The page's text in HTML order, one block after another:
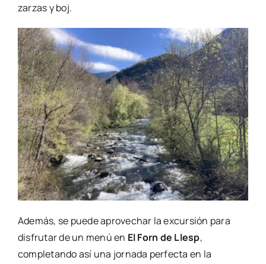
zarzas y boj.
Además, se puede aprovechar la excursión para
disfrutar de un menú en El Forn de Llesp,
completando así una jornada perfecta en la